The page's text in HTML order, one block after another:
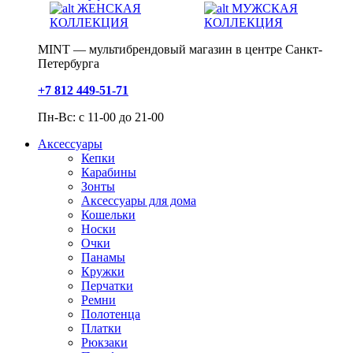
ЖЕНСКАЯ
КОЛЛЕКЦИЯ
МУЖСКАЯ
КОЛЛЕКЦИЯ
MINT — мультибрендовый магазин в центре Санкт-
Петербурга
+7 812 449-51-71
Пн-Вс: с 11-00 до 21-00
Аксессуары
Кепки
Карабины
Зонты
Аксессуары для дома
Кошельки
Носки
Очки
Панамы
Кружки
Перчатки
Ремни
Полотенца
Платки
Рюкзаки